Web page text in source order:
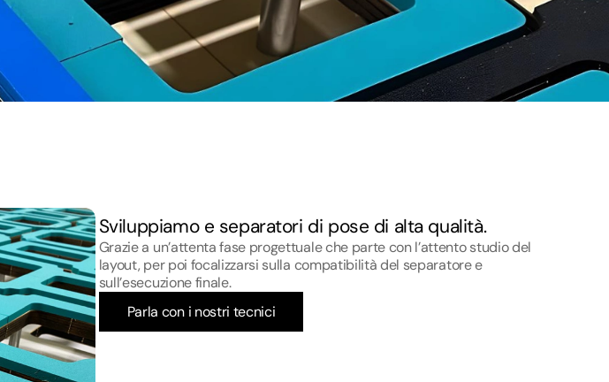
Sviluppiamo e separatori di pose di alta qualità.
Grazie a un’attenta fase progettuale che parte con l’attento studio del
layout, per poi focalizzarsi sulla compatibilità del separatore e
sull’esecuzione finale.
Parla con i nostri tecnici